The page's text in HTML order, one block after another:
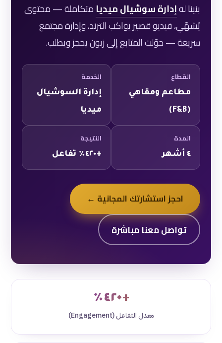
بنينا لهإدارة سوشيال ميديا متكاملة — محتوى
يُشهّي، فيديو قصير يواكب الترند، وإدارة مجتمع
سريعة — حوّلت المتابع إلى زبون يحجز ويطلب.
القطاع
مطاعم ومقاهي
(F&B)
الخدمة
إدارة السوشيال
ميديا
المدة
٤ أشهر
النتيجة
+٤٢٠٪ تفاعل
احجز استشارتك المجانية ←
تواصل معنا مباشرة
+٤٢٠٪
معدل التفاعل (Engagement)